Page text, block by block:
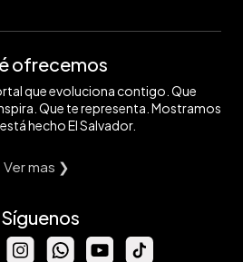
ofrecemos
que evoluciona contigo. Que
Que te representa. Mostramos
hecho El Salvador.
Ver mas ❯
Síguenos